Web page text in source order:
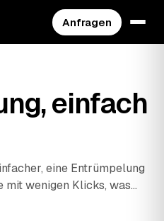
Anfragen
einfach
eine Entrümpelung
mit wenigen Klicks, was
Festpreis-Angebote